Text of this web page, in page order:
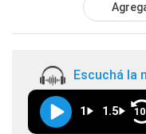
Escuchá la
1 1.5 10